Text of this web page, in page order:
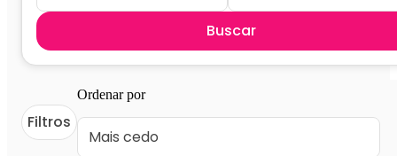
Buscar
Filtros
Ordenar por